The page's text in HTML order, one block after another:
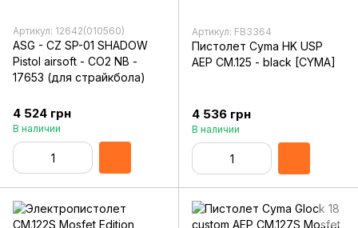
Артикул: 12642(010560)
ASG - CZ SP-01 SHADOW
Pistol airsoft - CO2 NB -
17653 (для страйкбола)
4 524 грн
В наличии
Артикул: FB3364
Пистолет Cyma HK USP
AEP CM.125 - black [CYMA]
4 536 грн
В наличии